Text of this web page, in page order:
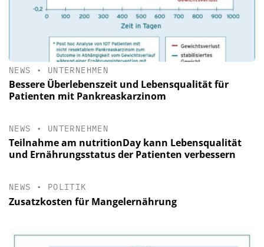
NEWS • UNTERNEHMEN
Bessere Überlebenszeit und Lebensqualität für
Patienten mit Pankreaskarzinom
NEWS • UNTERNEHMEN
Teilnahme am nutritionDay kann Lebensqualität
und Ernährungsstatus der Patienten verbessern
NEWS • POLITIK
Zusatzkosten für Mangelernährung